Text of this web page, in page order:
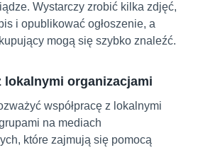
Wystarczy zrobić kilka zdjęć,
i opublikować ogłoszenie, a
mogą się szybko znaleźć.
lokalnymi organizacjami
współpracę z lokalnymi
na mediach
które zajmują się pomocą